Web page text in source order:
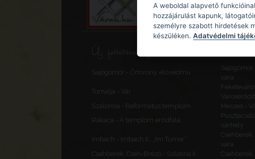
Új feltöltések, frissítések
Sajógömör - Őrtorony, elővédmű
Sajógömör
vára
Tornalja - Vár
Szalonna - Református templom
Meszes -
Rakaca - A templom erődfala
várhely
Imbach - Imbach II., „Im Turner”
vára
Csehberek, Cseh-Brézó - Szlatina II.
A weboldal alapvető
hozzájárulást kapunk,
személyre szabott hirdetések
készüléken. Adatvédelmi